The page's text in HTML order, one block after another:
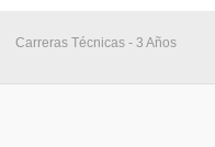
Carreras Técnicas - 3 Años